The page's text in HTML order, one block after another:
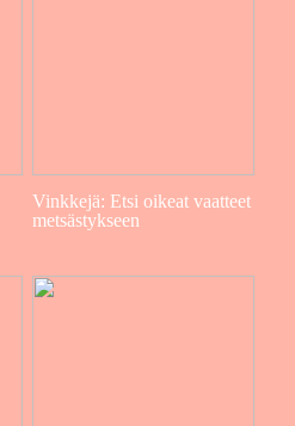
Vinkkejä: Etsi oikeat vaatteet
metsästykseen